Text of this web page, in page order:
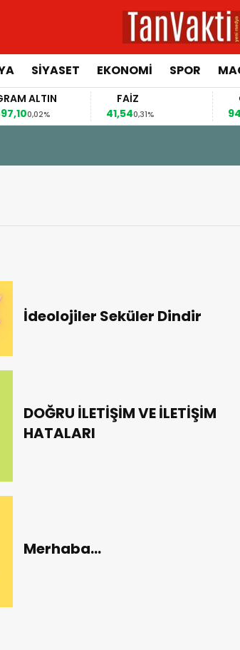
SİYASET EKONOMİ SPOR
FAİZ
41,54
0,31%
94,95
İdeolojiler Seküler Dindir
DOĞRU İLETİŞİM VE İLETİŞİM
HATALARI
Merhaba…